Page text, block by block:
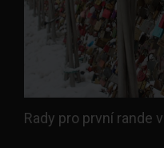
Rady pro první rande